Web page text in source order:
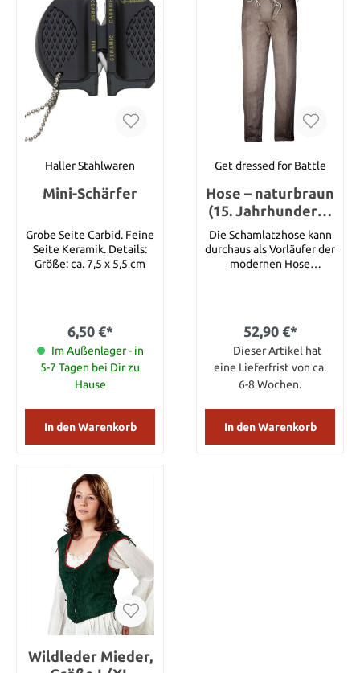
Haller Stahlwaren
Mini-Schärfer
Grobe Seite Carbid. Feine
Seite Keramik. Details:
Größe: ca. 7,5 x 5,5 cm
6,50 €*
Im Außenlager - in
5-7 Tagen bei Dir zu
Hause
In den Warenkorb
Get dressed for Battle
Hose – naturbraun
(15. Jahrhundert),
Größe S
Die Schamlatzhose kann
durchaus als Vorläufer der
modernen Hose
Dressed for Battle
komplett mit dem
dazugehörenden
Schamlatz geliefert. Der
Wolle (85%
Mindestgehalt) und das
Größe Länge S 96,25 cm
52,90 €*
Dieser Artikel hat
eine Lieferfrist von ca.
6-8 Wochen.
In den Warenkorb
Wildleder Mieder,